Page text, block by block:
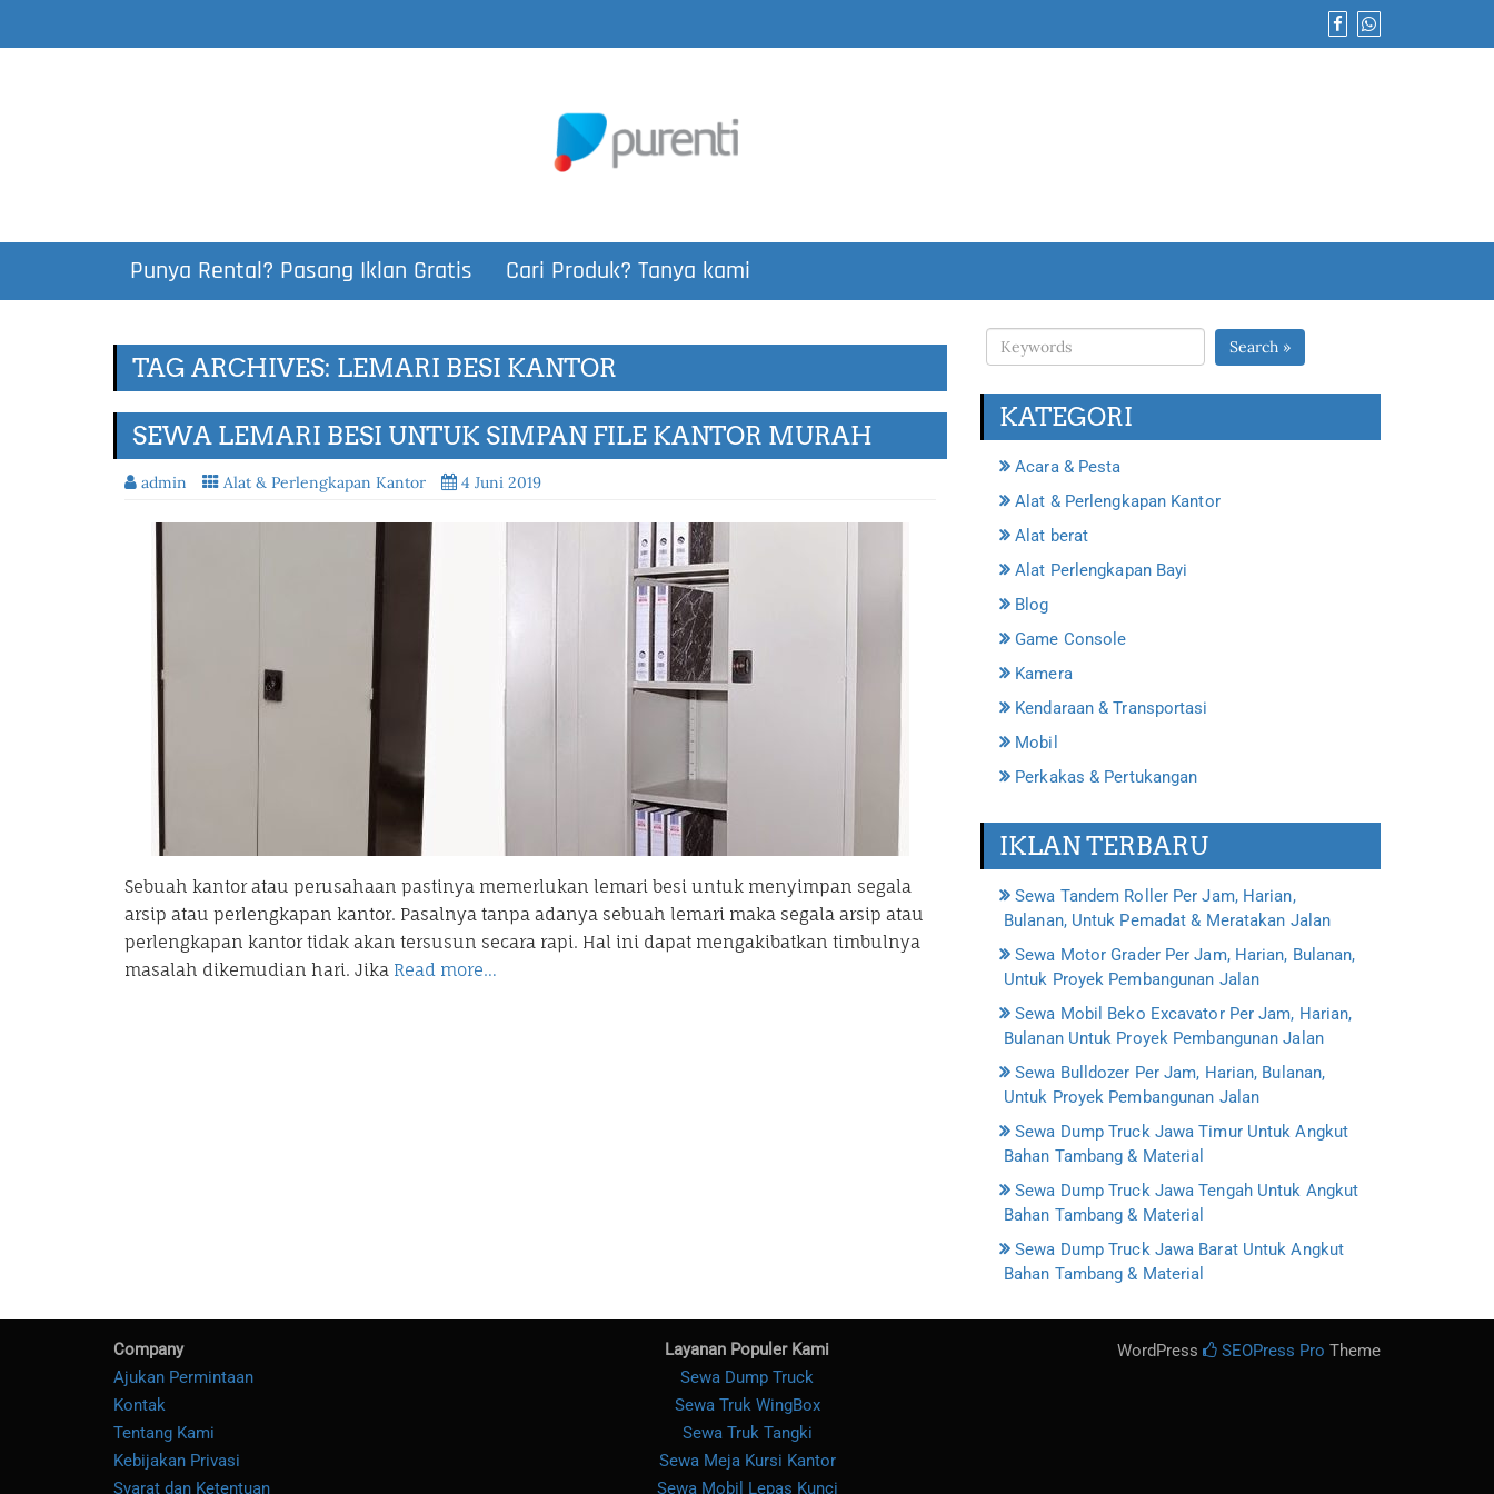
Punya Rental? Pasang Iklan Gratis Cari Produk? Tanya kami
TAG ARCHIVES: LEMARI BESI KANTOR
SEWA LEMARI BESI UNTUK SIMPAN FILE KANTOR MURAH
admin Alat & Perlengkapan Kantor 4 Juni 2019
Sebuah kantor atau perusahaan pastinya memerlukan lemari besi untuk menyimpan segala
arsip atau perlengkapan kantor. Pasalnya tanpa adanya sebuah lemari maka segala arsip atau
perlengkapan kantor tidak akan tersusun secara rapi. Hal ini dapat mengakibatkan timbulnya
masalah dikemudian hari. Jika Read more…
Search »
KATEGORI
Acara & Pesta
Alat & Perlengkapan Kantor
Alat berat
Alat Perlengkapan Bayi
Blog
Game Console
Kamera
Kendaraan & Transportasi
Mobil
Perkakas & Pertukangan
IKLAN TERBARU
Sewa Tandem Roller Per Jam, Harian,
Bulanan, Untuk Pemadat & Meratakan Jalan
Sewa Motor Grader Per Jam, Harian, Bulanan,
Untuk Proyek Pembangunan Jalan
Sewa Mobil Beko Excavator Per Jam, Harian,
Bulanan Untuk Proyek Pembangunan Jalan
Sewa Bulldozer Per Jam, Harian, Bulanan,
Untuk Proyek Pembangunan Jalan
Sewa Dump Truck Jawa Timur Untuk Angkut
Bahan Tambang & Material
Sewa Dump Truck Jawa Tengah Untuk Angkut
Bahan Tambang & Material
Sewa Dump Truck Jawa Barat Untuk Angkut
Bahan Tambang & Material
Company
Ajukan Permintaan
Kontak
Tentang Kami
Kebijakan Privasi
Syarat dan Ketentuan
Layanan Populer Kami
Sewa Dump Truck
Sewa Truk WingBox
Sewa Truk Tangki
Sewa Meja Kursi Kantor
Sewa Mobil Lepas Kunci
WordPress SEOPress Pro Theme